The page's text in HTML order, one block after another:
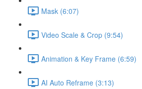
Mask (6:07)
Video Scale & Crop (9:54)
Animation & Key Frame (6:59)
AI Auto Reframe (3:13)